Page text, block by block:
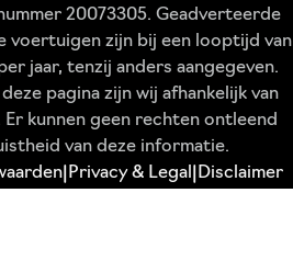
20073305. Geadverteerde
voertuigen zijn bij een looptijd van
jaar, tenzij anders aangegeven.
pagina zijn wij afhankelijk van
kunnen geen rechten ontleend
van deze informatie.
Privacy & Legal Disclaimer